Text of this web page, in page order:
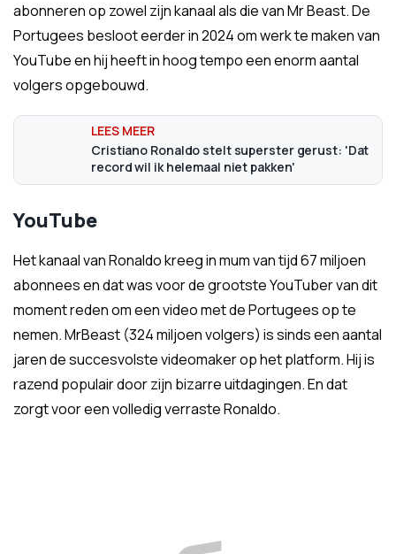
abonneren op zowel zijn kanaal als die van Mr Beast. De
Portugees besloot eerder in 2024 om werk te maken van
YouTube en hij heeft in hoog tempo een enorm aantal
volgers opgebouwd.
Cristiano Ronaldo stelt superster gerust: 'Dat
record wil ik helemaal niet pakken'
YouTube
Het kanaal van Ronaldo kreeg in mum van tijd 67 miljoen
abonnees en dat was voor de grootste YouTuber van dit
moment reden om een video met de Portugees op te
nemen. MrBeast (324 miljoen volgers) is sinds een aantal
jaren de succesvolste videomaker op het platform. Hij is
razend populair door zijn bizarre uitdagingen. En dat
zorgt voor een volledig verraste Ronaldo.